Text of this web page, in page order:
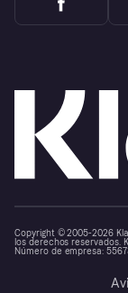
Copyright © 2005-2026
los derechos reservados.
Número de empresa: